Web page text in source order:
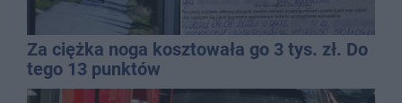
Za ciężka noga kosztowała go 3 tys. zł. Do
tego 13 punktów